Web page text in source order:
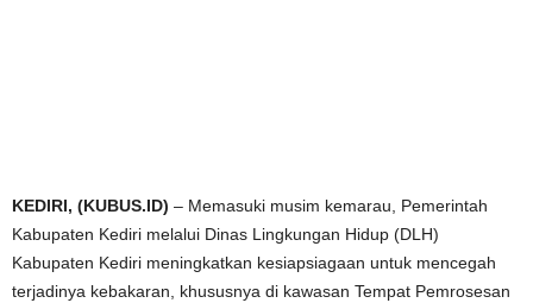
KEDIRI, (KUBUS.ID) – Memasuki musim kemarau, Pemerintah
Kabupaten Kediri melalui Dinas Lingkungan Hidup (DLH)
Kabupaten Kediri meningkatkan kesiapsiagaan untuk mencegah
terjadinya kebakaran, khususnya di kawasan Tempat Pemrosesan